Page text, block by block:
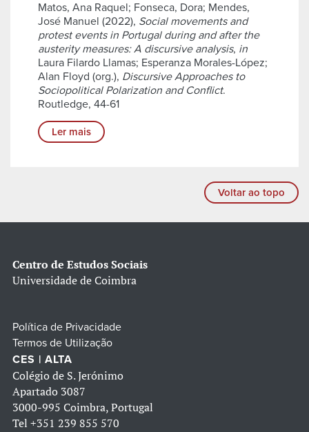
Matos, Ana Raquel; Fonseca, Dora; Mendes,
José Manuel (2022), Social movements and
protest events in Portugal during and after the
austerity measures: A discursive analysis, in
Laura Filardo Llamas; Esperanza Morales-López;
Alan Floyd (org.), Discursive Approaches to
Sociopolitical Polarization and Conflict.
Routledge, 44-61
Ler mais
Voltar ao topo
Centro de Estudos Sociais
Universidade de Coimbra
Política de Privacidade
Termos de Utilização
CES | ALTA
Colégio de S. Jerónimo
Apartado 3087
3000-995 Coimbra, Portugal
Tel +351 239 855 570